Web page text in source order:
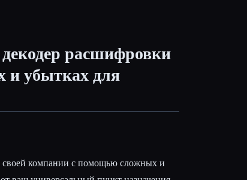
расшифровки
и убытках для
своей компании с помощью сложных и